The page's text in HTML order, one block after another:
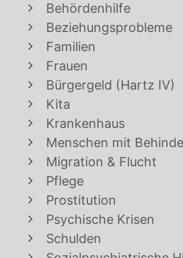
Behördenhilfe
Beziehungsprobleme
Familien
Frauen
Bürgergeld (Hartz IV)
Kita
Krankenhaus
Menschen mit
Migration & Flucht
Pflege
Prostitution
Psychische Krisen
Schulden